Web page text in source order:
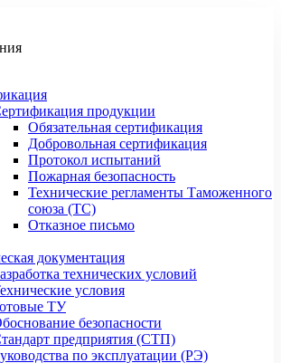
продукции
Обязательная сертификация
Добровольная сертификация
Протокол испытаний
Пожарная безопасность
Технические регламенты Таможенного
союза (ТС)
Отказное письмо
документация
технических условий
условия
ТУ
безопасности
предприятия (СТП)
по эксплуатации (РЭ)